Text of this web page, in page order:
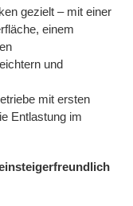
gezielt – mit einer
einem
und
mit ersten
Entlastung im